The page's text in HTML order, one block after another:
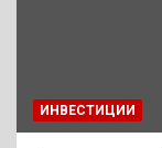
ИНВЕСТИЦИИ